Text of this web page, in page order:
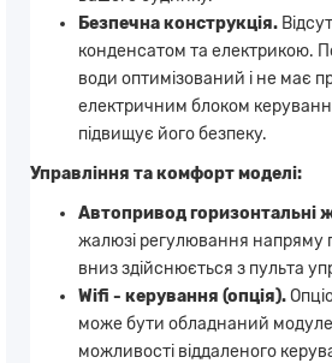
Безпечна конструкція.
конденсатом та електрикою.
води оптимізований і не має
електричним блоком
підвищує його безпеку.
Управління та комфорт моделі:
Автопривод горизонтальні
жалюзі регулювання напряму
вниз здійснюється з пульта
Wifi - керування (опція).
може бути обладнаний
можливості віддаленого